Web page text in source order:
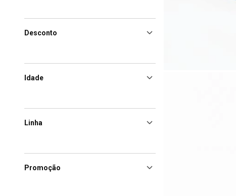
Desconto
Idade
Linha
Promoção